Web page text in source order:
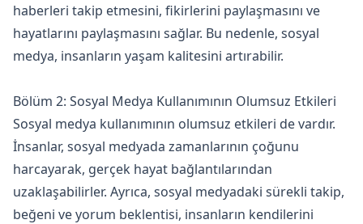
haberleri takip etmesini, fikirlerini paylaşmasını ve
hayatlarını paylaşmasını sağlar. Bu nedenle, sosyal
medya, insanların yaşam kalitesini artırabilir.
Bölüm 2: Sosyal Medya Kullanımının Olumsuz Etkileri
Sosyal medya kullanımının olumsuz etkileri de vardır.
İnsanlar, sosyal medyada zamanlarının çoğunu
harcayarak, gerçek hayat bağlantılarından
uzaklaşabilirler. Ayrıca, sosyal medyadaki sürekli takip,
beğeni ve yorum beklentisi, insanların kendilerini